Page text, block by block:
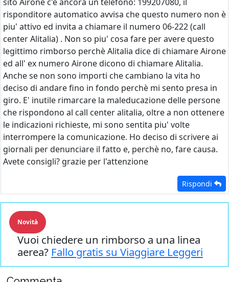
risponditore automatico avvisa che questo numero non è
piu' attivo ed invita a chiamare il numero 06-222 (call
center Alitalia) . Non so piu' cosa fare per avere questo
legittimo rimborso perchè Alitalia dice di chiamare Airone
ed all' ex numero Airone dicono di chiamare Alitalia.
Anche se non sono importi che cambiano la vita ho
deciso di andare fino in fondo perchè mi sento presa in
giro. E' inutile rimarcare la maleducazione delle persone
che rispondono al call center alitalia, oltre a non ottenere
le indicazioni richieste, mi sono sentita piu' volte
interrompere la comunicazione. Ho deciso di scrivere ai
giornali per denunciare il fatto e, perchè no, fare causa.
Avete consigli? grazie per l'attenzione
Rispondi
Novità
Vuoi chiedere un rimborso a una linea
aerea? Fallo gratis su Viaggiare Leggeri